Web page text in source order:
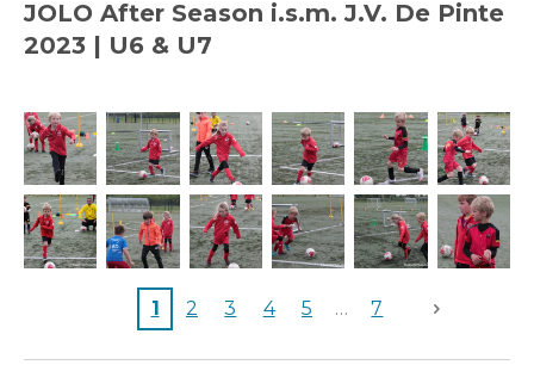
JOLO After Season i.s.m. J.V. De Pinte
2023 | U6 & U7
1 2 3 4 5 7